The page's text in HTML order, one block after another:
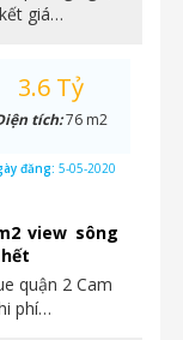
giá…
view sông
quận 2 Cam
phí…
3.6 Tỷ
tích:76 m2
đăng: 5-05-2020